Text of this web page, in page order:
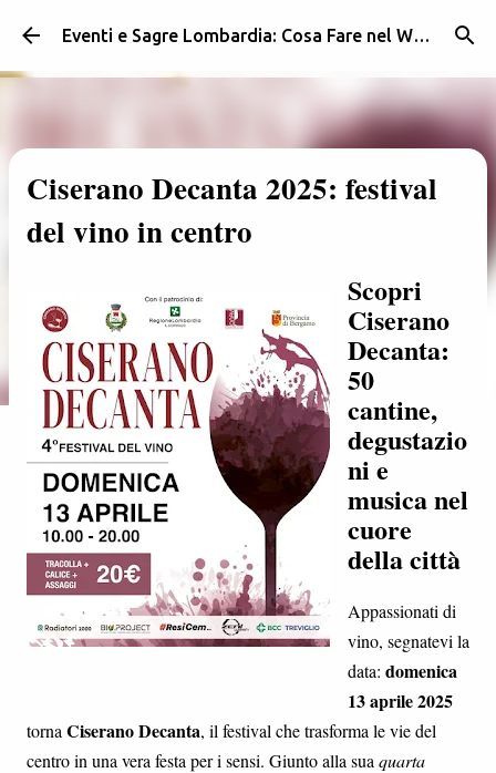
Passa ai contenuti principali Eventi e Sagre Lombardia: Cosa Fare nel Weekend | Weekendidea
Ciserano Decanta 2025: festival
del vino in centro
Scopri
Ciserano
Decanta:
50
cantine,
degustazio
ni e
musica nel
cuore
della città
Appassionati di
vino, segnatevi la
data: domenica
13 aprile 2025
torna Ciserano Decanta, il festival che trasforma le vie del
centro in una vera festa per i sensi. Giunto alla sua quarta